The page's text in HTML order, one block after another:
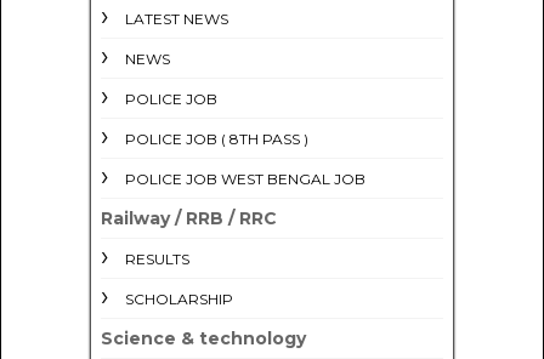
LATEST NEWS
NEWS
POLICE JOB
POLICE JOB ( 8TH PASS )
POLICE JOB WEST BENGAL JOB
Railway / RRB / RRC
RESULTS
SCHOLARSHIP
Science & technology